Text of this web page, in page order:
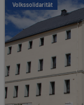
Volkssolidarität